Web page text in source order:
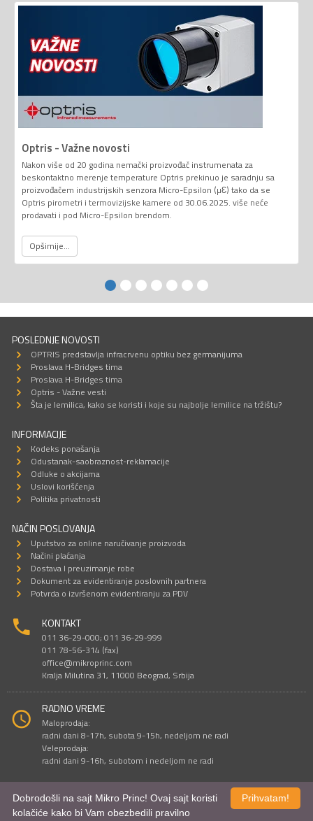
Optris - Važne novosti
Nakon više od 20 godina nemački proizvođač instrumenata za
beskontaktno merenje temperature Optris prekinuo je saradnju sa
proizvođačem industrijskih senzora Micro-Epsilon (µƐ) tako da se
Optris pirometri i termovizijske kamere od 30.06.2025. više neće
prodavati i pod Micro-Epsilon brendom.
Opširnije...
POSLEDNJE NOVOSTI
OPTRIS predstavlja infracrvenu optiku bez germanijuma
Proslava H-Bridges tima
Proslava H-Bridges tima
Optris - Važne vesti
Šta je lemilica, kako se koristi i koje su najbolje lemilice na tržištu?
INFORMACIJE
Kodeks ponašanja
Odustanak-saobraznost-reklamacije
Odluke o akcijama
Uslovi korišćenja
Politika privatnosti
NAČIN POSLOVANJA
Uputstvo za online naručivanje proizvoda
Načini plaćanja
Dostava I preuzimanje robe
Dokument za evidentiranje poslovnih partnera
Potvrda o izvršenom evidentiranju za PDV
KONTAKT
011 36-29-000; 011 36-29-999
011 78-56-314 (fax)
office@mikroprinc.com
Kralja Milutina 31, 11000 Beograd, Srbija
RADNO VREME
Maloprodaja:
radni dani 8-17h, subota 9-15h, nedeljom ne radi
Veleprodaja:
radni dani 9-16h, subotom i nedeljom ne radi
Sve cene su iskazane u dinarima. PDV je uračunat u cenu.
© Mikro Princ 1999 - 2026. Sva prava su zadržana.
Prihvatam!
Dobrodošli na sajt Mikro Princ! Ovaj sajt koristi
kolačiće kako bi Vam obezbedili pravilno